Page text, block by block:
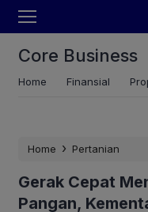
Core Business
Home Finansial
Home › Pertanian
Gerak Cepat
Pangan,